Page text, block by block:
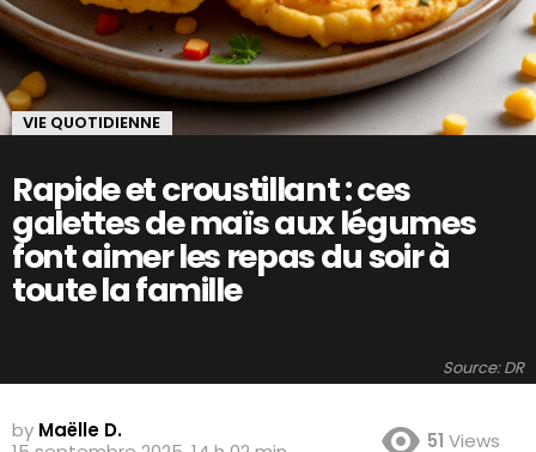
VIE QUOTIDIENNE
Rapide et croustillant : ces
galettes de maïs aux légumes
font aimer les repas du soir à
toute la famille
Source: DR
by Maëlle D.
51 Views